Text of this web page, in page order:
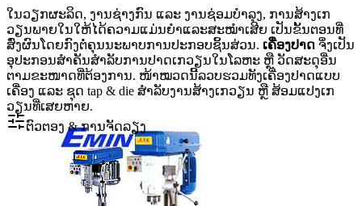
ໃນວຽກຜະລິດ, ງານຊ່າງກົນ ແລະ ງານຊ່ອມບໍາລຸງ, ການສ້າງເກ
ວຽນພາຍໃນໃຫ້ໄດ້ຄວາມແມ່ນຍໍາແລະສະໝໍາເສີຍ ເປັນຂັ້ນຕອນທີ່
ສົ່ງຜົນໂດຍກົງຕໍ່ຄຸນນະພາບການປະກອບຊິ້ນສ່ວນ. ເຄື່ອງປາດ ຈຶ່ງເປັນ
ອຸປະກອນສໍາຄັນສໍາລັບການປາດເກວຽນໃນໂລຫະ ຫຼື ວັດສະດຸອື່ນ
ຕາມຂະໜາດທີ່ຕ້ອງການ. ໜ້າໝວດນີ້ລວບຮວມທັງເຄື່ອງປາດແບບ
ເຄື່ອງ ແລະ ຊຸດ tap & die ສໍາລັບງານສ້າງເກວຽນ ຫຼື ສ້ອມແປງເກ
ວຽນທີ່ເສຍຫາຍ.
ຕົວຕອງ & ການຈັດລຽງ